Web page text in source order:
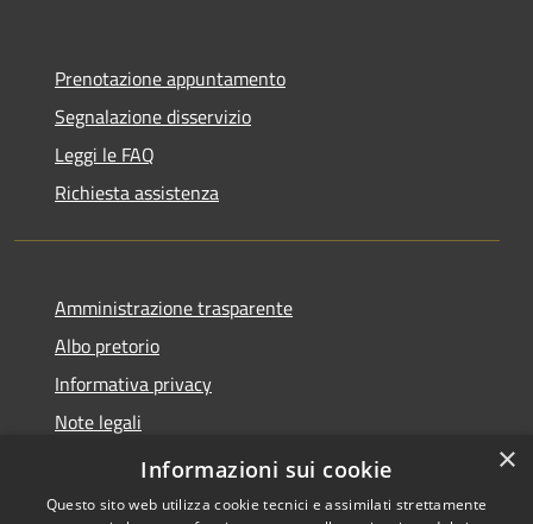
Prenotazione appuntamento
Segnalazione disservizio
Leggi le FAQ
Richiesta assistenza
Amministrazione trasparente
Albo pretorio
Informativa privacy
Note legali
Dichiarazione di accessibilità
×
Informazioni sui cookie
Questo sito web utilizza cookie tecnici e assimilati strettamente